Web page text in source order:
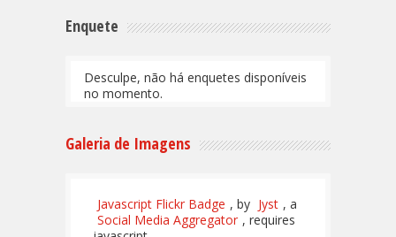
Enquete
Desculpe, não há enquetes disponíveis
no momento.
Galeria de Imagens
Javascript Flickr Badge , by Jyst , a
Social Media Aggregator , requires